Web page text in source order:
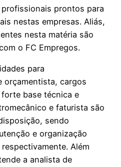
prontos para
nestas empresas. Aliás,
nesta matéria são
o FC Empregos.
para
orçamentista, cargos
base técnica e
e faturista são
sendo
e organização
Além
a analista de